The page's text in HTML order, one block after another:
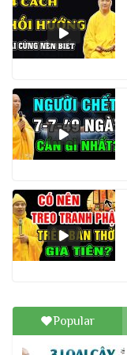
Popular